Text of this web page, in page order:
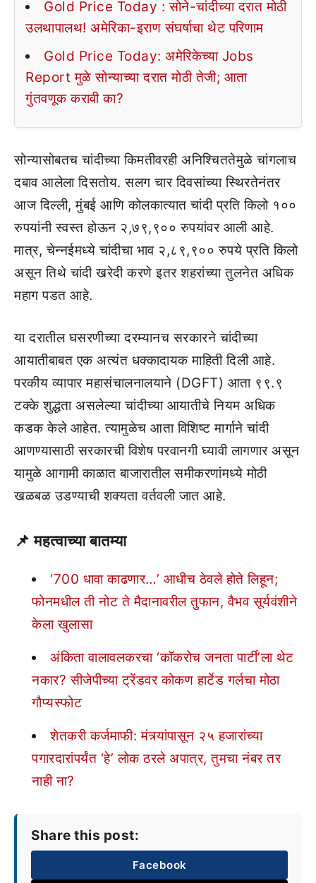
Gold Price Today : सोने-चांदीच्या दरात मोठी
उलथापालथ! अमेरिका-इराण संघर्षाचा थेट परिणाम
Gold Price Today: अमेरिकेच्या Jobs
Report मुळे सोन्याच्या दरात मोठी तेजी; आता
गुंतवणूक करावी का?
सोन्यासोबतच चांदीच्या किमतीवरही अनिश्चिततेमुळे चांगलाच
दबाव आलेला दिसतोय. सलग चार दिवसांच्या स्थिरतेनंतर
आज दिल्ली, मुंबई आणि कोलकात्यात चांदी प्रति किलो १००
रुपयांनी स्वस्त होऊन २,७९,९०० रुपयांवर आली आहे.
मात्र, चेन्नईमध्ये चांदीचा भाव २,८९,९०० रुपये प्रति किलो
असून तिथे चांदी खरेदी करणे इतर शहरांच्या तुलनेत अधिक
महाग पडत आहे.
या दरातील घसरणीच्या दरम्यानच सरकारने चांदीच्या
आयातीबाबत एक अत्यंत धक्कादायक माहिती दिली आहे.
परकीय व्यापार महासंचालनालयाने (DGFT) आता ९९.९
टक्के शुद्धता असलेल्या चांदीच्या आयातीचे नियम अधिक
कडक केले आहेत. त्यामुळेच आता विशिष्ट मार्गाने चांदी
आणण्यासाठी सरकारची विशेष परवानगी घ्यावी लागणार असून
यामुळे आगामी काळात बाजारातील समीकरणांमध्ये मोठी
खळबळ उडण्याची शक्यता वर्तवली जात आहे.
📌महत्वाच्या बातम्या
‘700 धावा काढणार…’ आधीच ठेवले होते लिहून;
फोनमधील ती नोट ते मैदानावरील तुफान, वैभव सूर्यवंशीने
केला खुलासा
अंकिता वालावलकरचा ‘कॉकरोच जनता पार्टी’ला थेट
नकार? सीजेपीच्या ट्रेंडवर कोकण हार्टेड गर्लचा मोठा
गौप्यस्फोट
शेतकरी कर्जमाफी: मंत्र्यांपासून २५ हजारांच्या
पगारदारांपर्यंत ‘हे’ लोक ठरले अपात्र, तुमचा नंबर तर
नाही ना?
Share this post:
Facebook